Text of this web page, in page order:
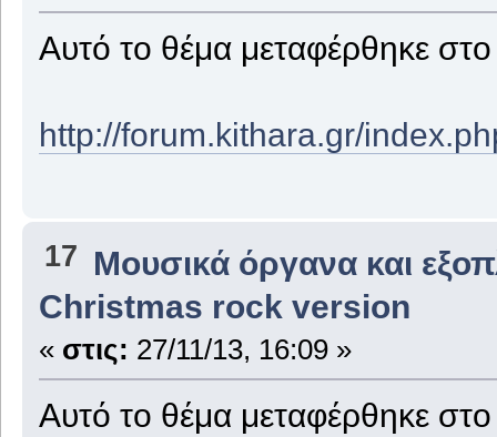
Αυτό το θέμα μεταφέρθηκε στο
http://forum.kithara.gr/
17 Μουσικά όργανα και
Christmas rock version
« στις: 27/11/13, 16:09 »
Αυτό το θέμα μεταφέρθηκε στο